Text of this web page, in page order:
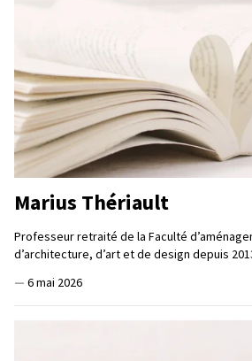
Marius Thériault
Professeur retraité de la Faculté
d’architecture, d’art et de design depuis
— 6 mai 2026